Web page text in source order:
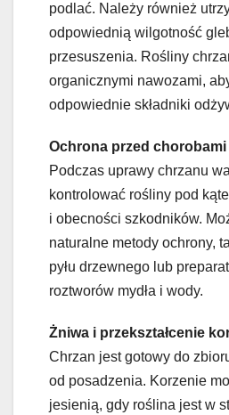
podlać. Należy również
odpowiednią wilgotność
przesuszenia. Rośliny
organicznymi nawozami,
odpowiednie składniki
Ochrona przed
Podczas uprawy chrzanu
kontrolować rośliny pod
i obecności szkodników.
naturalne metody ochrony,
pyłu drzewnego lub
roztworów mydła i wody.
Żniwa i przekształcenie
Chrzan jest gotowy do
od posadzenia. Korzenie
jesienią, gdy roślina jest w